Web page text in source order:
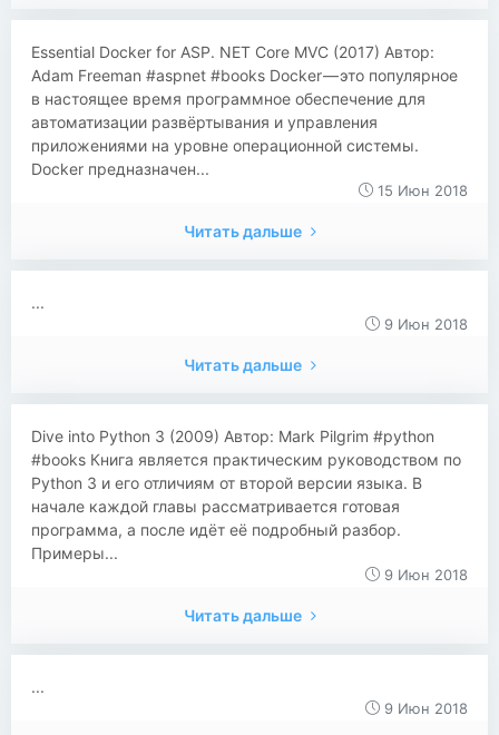
​​Essential Docker for ASP. NET Core MVC (2017) Автор:
Adam Freeman #aspnet #books Docker — это популярное
в настоящее время программное обеспечение для
автоматизации развёртывания и управления
приложениями на уровне операционной системы.
Docker предназначен...
15 Июн 2018
Читать дальше
...
9 Июн 2018
Читать дальше
​​Dive into Python 3 (2009) Автор: Mark Pilgrim #python
#books Книга является практическим руководством по
Python 3 и его отличиям от второй версии языка. В
начале каждой главы рассматривается готовая
программа, а после идёт её подробный разбор.
Примеры...
9 Июн 2018
Читать дальше
...
9 Июн 2018